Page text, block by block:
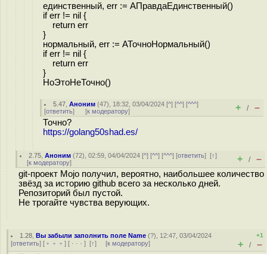
eдинственный, err := АПравдаЕдинственный()
if err != nil {
return err
}
нормальный, err := АТочноНормальный()
if err != nil {
return err
}
НоЭтоНеТочно()
5.47 ,Аноним (47), 18:32, 03/04/2024 [^] [^^] [^^^]
[ответить] [к модератору] + / –
Точно?
https://golang50shad.es/
2.75 ,Аноним (72), 02:59, 04/04/2024 [^] [^^] [^^^] [ответить][↑]
[к модератору] + / –
git-проект Mojo получил, вероятно, наибольшее количество
звёзд за историю github всего за несколько дней.
Репозиторий был пустой.
Не трогайте чувства верующих.
1.28 ,Вы забыли заполнить поле Name (?), 12:47, 03/04/2024
[ответить] [ ﹢﹢﹢ ] [ · · · ] [↑] [к модератору]
+1
+ / –